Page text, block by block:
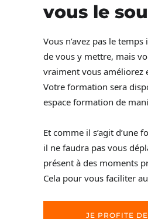
vous le
Vous n’avez pas le
de vous y mettre, mais
vraiment vous améliorez
Votre formation sera
espace formation de
Et comme il s’agit d’une
il ne faudra pas vous
présent à des moments
Cela pour vous faciliter
JE PROFITE